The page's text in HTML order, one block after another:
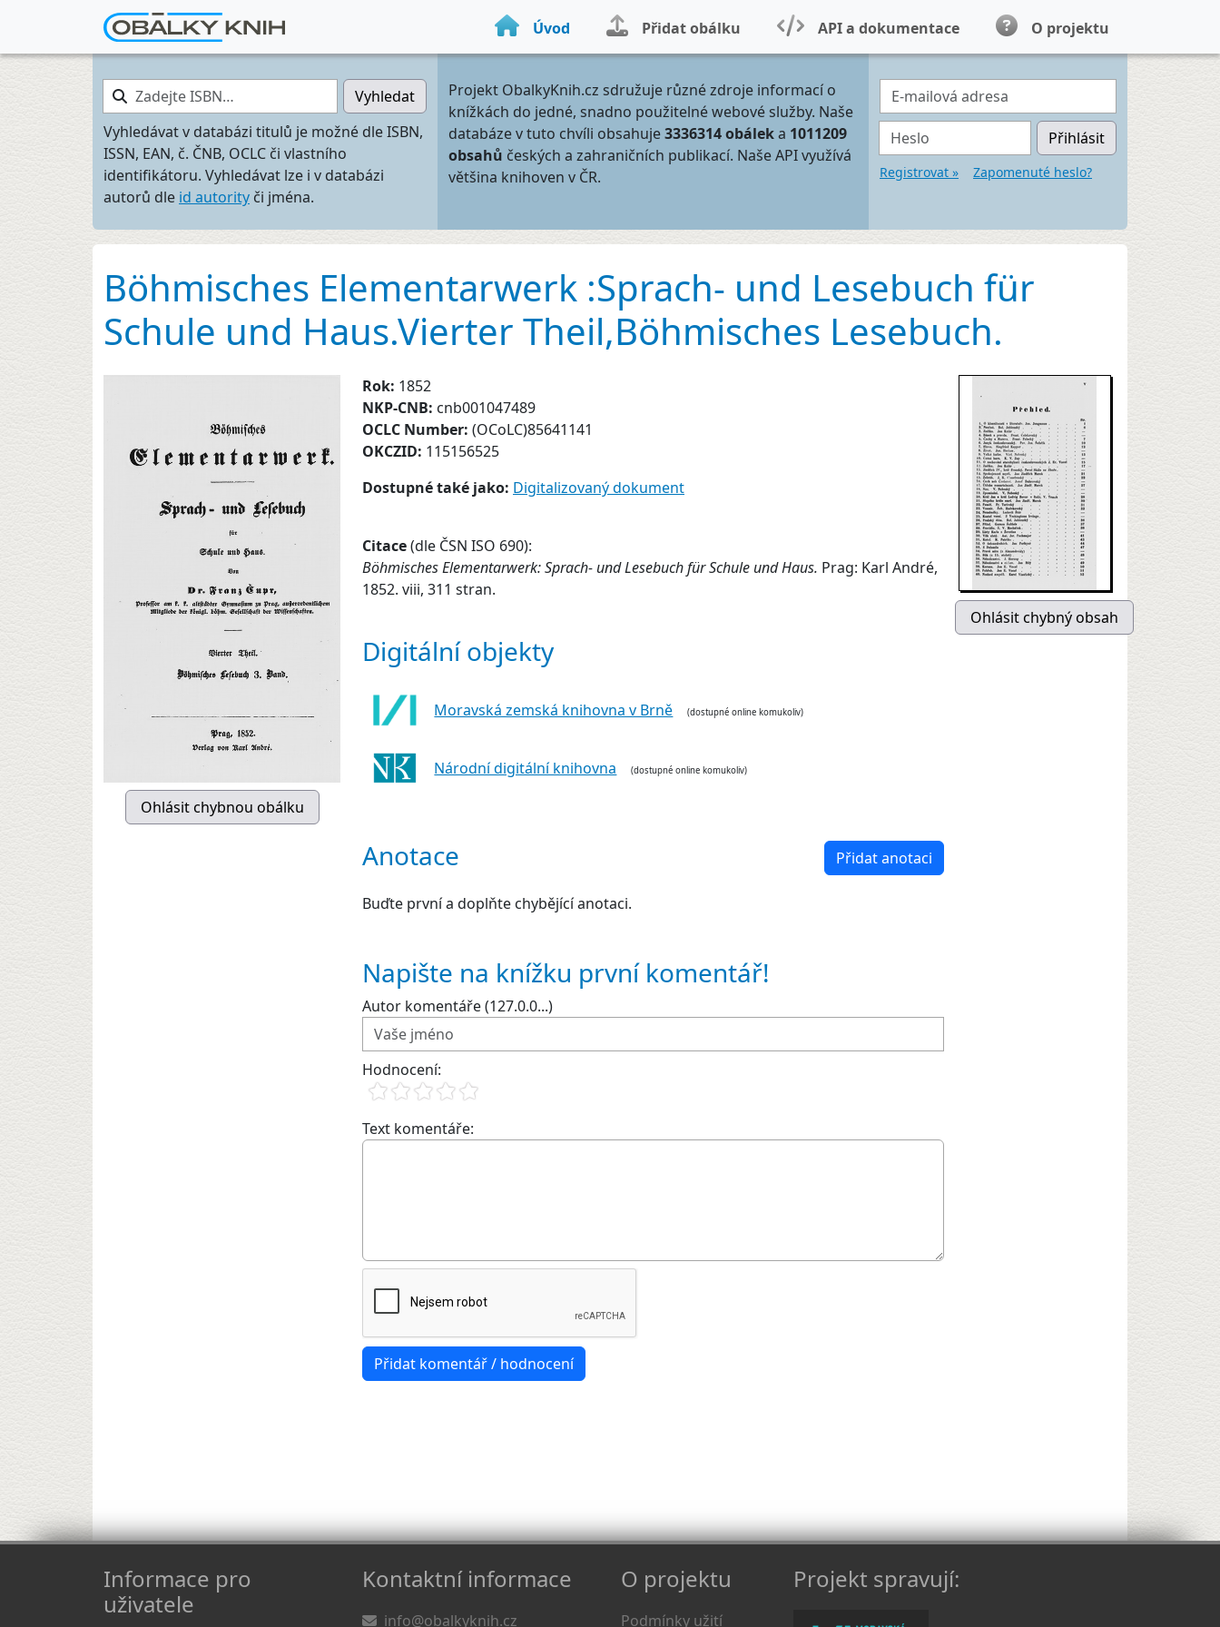
Úvod Přidat obálku API a dokumentace O projektu
Zadejte ISBN…
Vyhledat
Vyhledávat v databázi titulů je možné dle ISBN,
ISSN, EAN, č. ČNB, OCLC či vlastního
identifikátoru. Vyhledávat lze i v databázi
autorů dle id autority či jména.
Projekt ObalkyKnih.cz sdružuje různé zdroje informací o
knížkách do jedné, snadno použitelné webové služby. Naše
databáze v tuto chvíli obsahuje3336314 obáleka 1011209
obsahů českých a zahraničních publikací. Naše API využívá
většina knihoven v ČR.
E-mailová adresa
Heslo Přihlásit
Registrovat » Zapomenuté heslo?
Böhmisches Elementarwerk :Sprach- und Lesebuch für
Schule und Haus.Vierter Theil,Böhmisches Lesebuch.
Rok: 1852
NKP-CNB: cnb001047489
OCLC Number: (OCoLC)85641141
OKCZID: 115156525
Dostupné také jako: Digitalizovaný dokument
Citace(dle ČSN ISO 690):
Böhmisches Elementarwerk: Sprach- und Lesebuch für Schule und Haus. Prag: Karl André,
1852. viii, 311 stran.
Digitální objekty
Moravská zemská knihovna v Brně (dostupné online komukoliv)
Národní digitální knihovna (dostupné online komukoliv)
Anotace Přidat anotaci
Buďte první a doplňte chybějící anotaci.
Napište na knížku první komentář!
Autor komentáře (127.0.0...)
Hodnocení:
Text komentáře:
Informace pro
uživatele
Kontaktní informace
info@obalkyknih.cz
O projektu
Podmínky užití
Projekt spravují: